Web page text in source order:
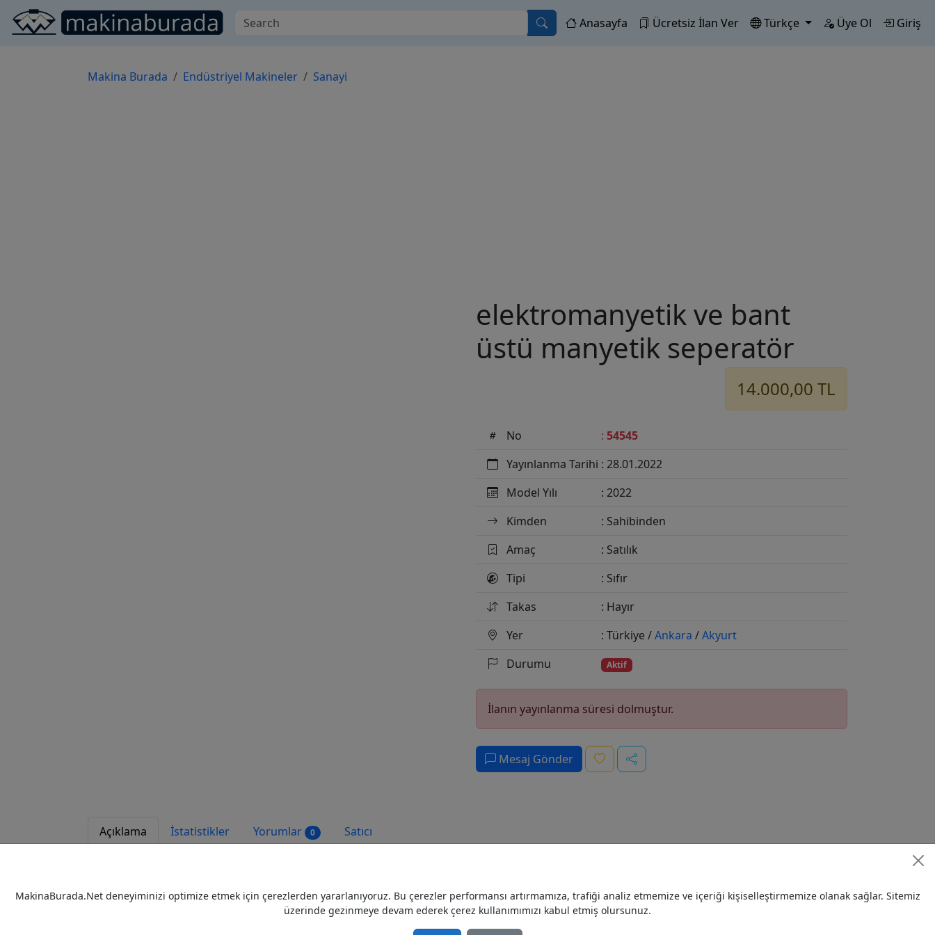
Anasayfa Ücretsiz İlan Ver Türkçe Üye Ol Giriş
Makina Burada Endüstriyel Makineler Sanayi
elektromanyetik ve bant
üstü manyetik seperatör
14.000,00 TL
No : 54545
Yayınlanma Tarihi : 28.01.2022
Model Yılı
: 2022
Kimden
: Sahibinden
Amaç
: Satılık
Tipi
: Sıfır
Takas
: Hayır
Yer
: Türkiye /Ankara /Akyurt
Durumu
Aktif
İlanın yayınlanma süresi dolmuştur.
Mesaj Gönder
Açıklama İstatistikler Yorumlar 0 Satıcı
MakinaBurada.Net deneyiminizi optimize etmek için çerezlerden yararlanıyoruz. Bu çerezler performansı artırmamıza, trafiği analiz etmemize ve içeriği kişiselleştirmemize olanak sağlar. Sitemiz
üzerinde gezinmeye devam ederek çerez kullanımımızı kabul etmiş olursunuz.